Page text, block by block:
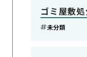
ゴミ屋敷
未分類